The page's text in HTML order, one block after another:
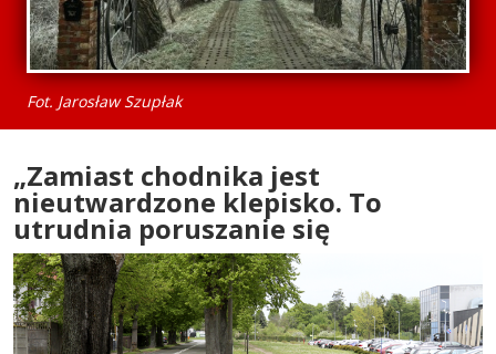
Fot. Jarosław Szupłak
„Zamiast chodnika jest
nieutwardzone klepisko. To
utrudnia poruszanie się